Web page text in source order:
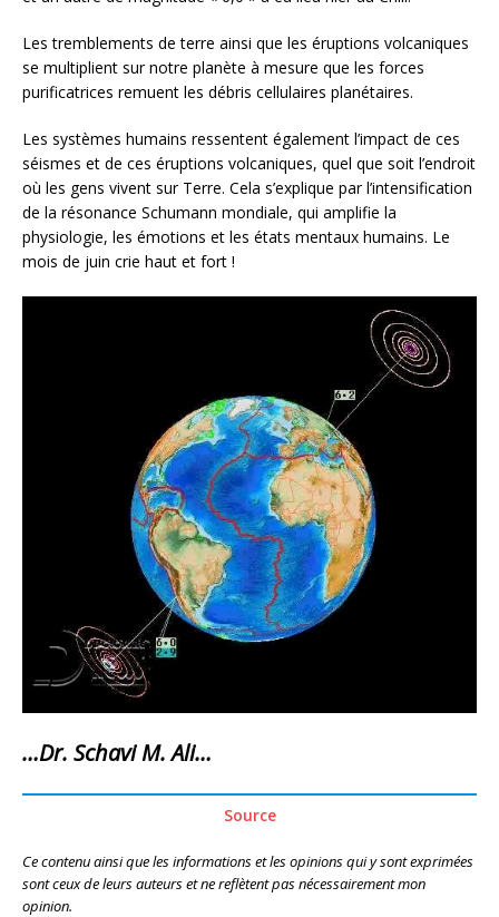
Les tremblements de terre ainsi que les éruptions volcaniques
se multiplient sur notre planète à mesure que les forces
purificatrices remuent les débris cellulaires planétaires.
Les systèmes humains ressentent également l’impact de ces
séismes et de ces éruptions volcaniques, quel que soit l’endroit
où les gens vivent sur Terre. Cela s’explique par l’intensification
de la résonance Schumann mondiale, qui amplifie la
physiologie, les émotions et les états mentaux humains. Le
mois de juin crie haut et fort !
…Dr. Schavi M. Ali…
Source
Ce contenu ainsi que les informations et les opinions qui y sont exprimées
sont ceux de leurs auteurs et ne reflètent pas nécessairement mon
opinion.